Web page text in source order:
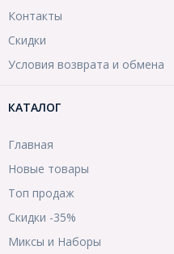
Контакты
Скидки
Условия возврата и обмена
КАТАЛОГ
Главная
Новые товары
Топ продаж
Скидки -35%
Миксы и Наборы